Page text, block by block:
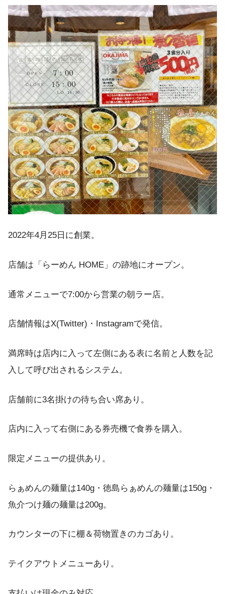
2022年4月25日に創業。
店舗は「らーめん HOME」の跡地にオープン。
通常メニューで7:00から営業の朝ラー店。
店舗情報はX(Twitter)・Instagramで発信。
満席時は店内に入って左側にある表に名前と人数を記
入して呼び出されるシステム。
店舗前に3名掛けの待ち合い席あり。
店内に入って右側にある券売機で食券を購入。
限定メニューの提供あり。
らぁめんの麺量は140g・徳島らぁめんの麺量は150g・
魚介つけ麺の麺量は200g。
カウンターの下に棚＆荷物置きのカゴあり。
テイクアウトメニューあり。